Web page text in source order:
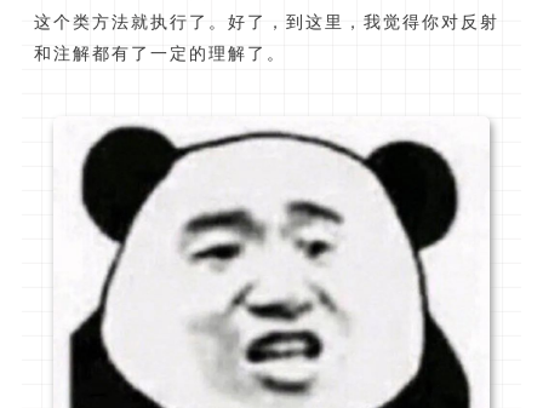
这个类方法就执行了。好了，到这里，我觉得你对反射
和注解都有了一定的理解了。